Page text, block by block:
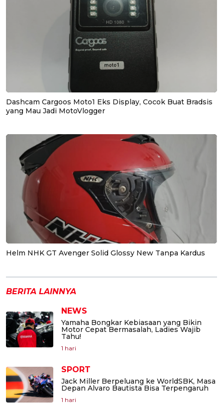
Dashcam Cargoos Moto1 Eks Display, Cocok Buat Bradsis
yang Mau Jadi MotoVlogger
Helm NHK GT Avenger Solid Glossy New Tanpa Kardus
BERITA LAINNYA
NEWS
Yamaha Bongkar Kebiasaan yang Bikin
Motor Cepat Bermasalah, Ladies Wajib
Tahu!
1 hari
SPORT
Jack Miller Berpeluang ke WorldSBK, Masa
Depan Alvaro Bautista Bisa Terpengaruh
1 hari